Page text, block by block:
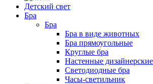
Детский свет
Бра
Бра
Бра в виде животных
Бра прямоугольные
Круглые бра
Настенные
Светодиодные бра
Часы-светильник